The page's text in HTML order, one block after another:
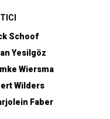
Schoof
Yesilgöz
Wiersma
Wilders
Faber